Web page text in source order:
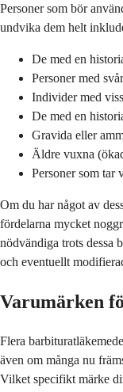
Personer som bör
undvika dem helt
De med en
Personer med
Individer med
De med en
Gravida eller
Äldre vuxna
Personer som tar
Om du har något av
fördelarna mycket
nödvändiga trots dessa
och eventuellt
Varumärken
Flera
även om många nu
Vilket specifikt märke